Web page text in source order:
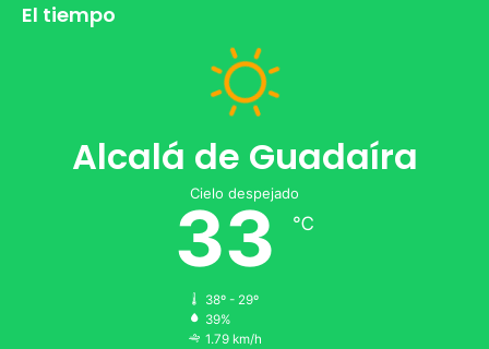
El tiempo
Alcalá de Guadaíra
Cielo despejado
33 ℃
38º - 29º
39%
1.79 km/h